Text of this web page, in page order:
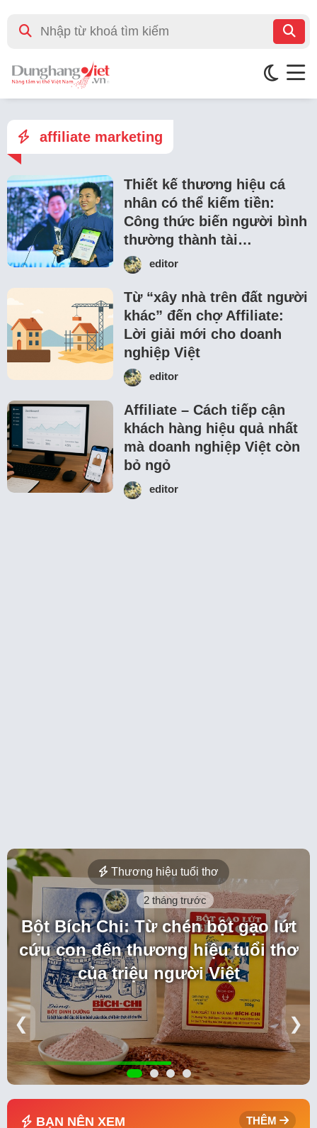
affiliate marketing
Thiết kế thương hiệu cá
nhân có thể kiếm tiền:
Công thức biến người bình
thường thành tài…
editor
Từ “xây nhà trên đất người
khác” đến chợ Affiliate:
Lời giải mới cho doanh
nghiệp Việt
editor
Affiliate – Cách tiếp cận
khách hàng hiệu quả nhất
mà doanh nghiệp Việt còn
bỏ ngỏ
editor
Thương hiệu tuổi thơ
2 tháng trước
Bột Bích Chi: Từ chén bột gạo lứt
cứu con đến thương hiệu tuổi thơ
của triệu người Việt
❮ ❯
BẠN NÊN XEM THÊM